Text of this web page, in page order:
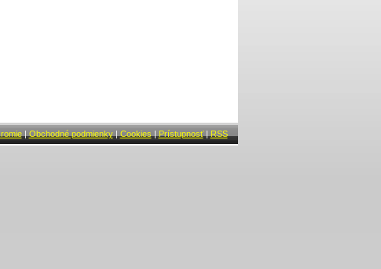
| Obchodné podmienky| Cookies | Prístupnosť| RSS